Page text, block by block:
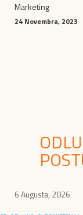
Marketing
24 Novembra, 2023
6 Augusta, 2026